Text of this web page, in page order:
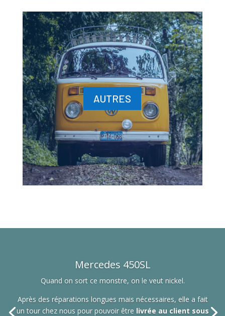
AUTRES
Mercedes 450SL
Quand on sort ce monstre, on le veut nickel.
Après des réparations longues mais nécessaires, elle a fait
un tour chez nous pour pouvoir être livrée au client sous